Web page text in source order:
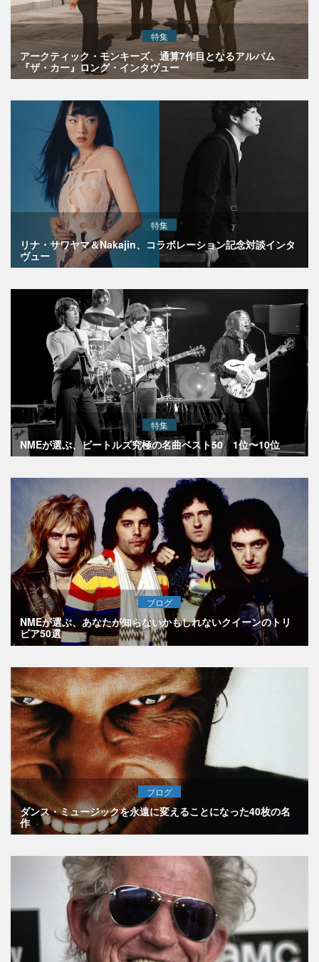
特集
アークティック・モンキーズ、通算7作目となるアルバム
『ザ・カー』ロング・インタヴュー
特集
リナ・サワヤマ＆Nakajin、コラボレーション記念対談インタ
ヴュー
特集
NMEが選ぶ、ビートルズ究極の名曲ベスト50 1位〜10位
ブログ
NMEが選ぶ、あなたが知らないかもしれないクイーンのトリ
ビア50選
ブログ
ダンス・ミュージックを永遠に変えることになった40枚の名
作